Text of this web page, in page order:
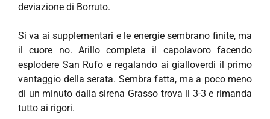
deviazione di Borruto.
Si va ai supplementari e le energie sembrano finite, ma
il cuore no. Arillo completa il capolavoro facendo
esplodere San Rufo e regalando ai gialloverdi il primo
vantaggio della serata. Sembra fatta, ma a poco meno
di un minuto dalla sirena Grasso trova il 3-3 e rimanda
tutto ai rigori.